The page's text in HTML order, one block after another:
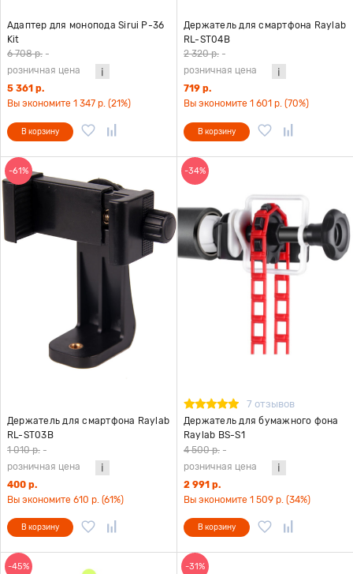
Адаптер для монопода Sirui P-36
Kit
6 708 р. -
розничная цена
5 361 р.
Вы экономите 1 347 р. (21%)
В корзину
Держатель для смартфона Raylab
RL-ST04B
2 320 р. -
розничная цена
719 р.
Вы экономите 1 601 р. (70%)
В корзину
-61%
Держатель для смартфона Raylab
RL-ST03B
1 010 р. -
розничная цена
400 р.
Вы экономите 610 р. (61%)
В корзину
-34%
7 отзывов
Держатель для бумажного фона
Raylab BS-S1
4 500 р. -
розничная цена
2 991 р.
Вы экономите 1 509 р. (34%)
В корзину
-45% -31%